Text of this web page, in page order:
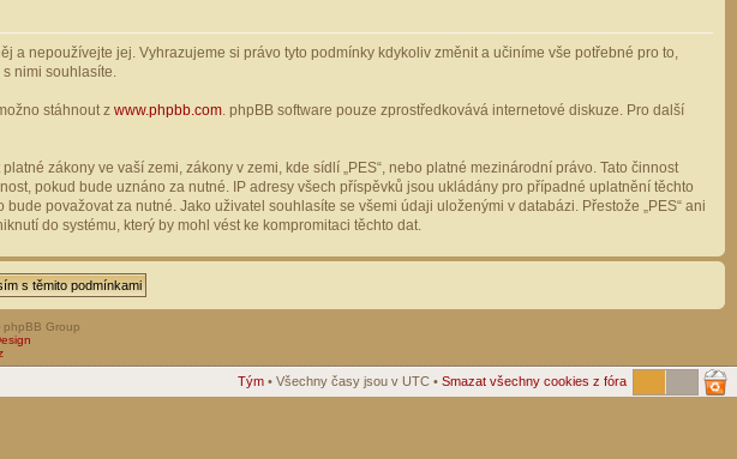
nepoužívejte jej. Vyhrazujeme si právo tyto podmínky kdykoliv změnit a učiníme vše potřebné pro to,
nimi souhlasíte.
stáhnout z www.phpbb.com . phpBB software pouze zprostředkovává internetové diskuze. Pro další
zákony ve vaší zemi, zákony v zemi, kde sídlí „PES“, nebo platné mezinárodní právo. Tato činnost
pokud bude uznáno za nutné. IP adresy všech příspěvků jsou ukládány pro případné uplatnění těchto
považovat za nutné. Jako uživatel souhlasíte se všemi údaji uloženými v databázi. Přestože „PES“ ani
do systému, který by mohl vést ke kompromitaci těchto dat.
Group
Tým • Všechny časy jsou v UTC • Smazat všechny cookies z fóra